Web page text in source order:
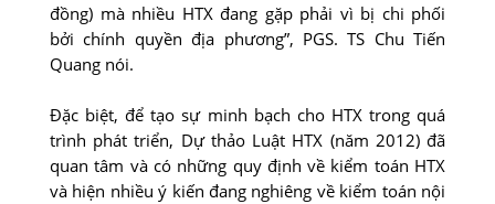
đồng) mà nhiều HTX đang gặp phải vì bị chi phối
bởi chính quyền địa phương”, PGS. TS Chu Tiến
Quang nói.
Đặc biệt, để tạo sự minh bạch cho HTX trong quá
trình phát triển, Dự thảo Luật HTX (năm 2012) đã
quan tâm và có những quy định về kiểm toán HTX
và hiện nhiều ý kiến đang nghiêng về kiểm toán nội